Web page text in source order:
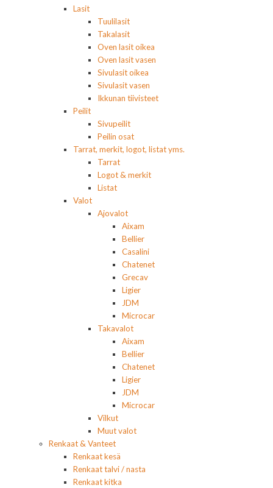
Lasit
Tuulilasit
Takalasit
Oven lasit oikea
Oven lasit vasen
Sivulasit oikea
Sivulasit vasen
Ikkunan tiivisteet
Peilit
Sivupeilit
Peilin osat
Tarrat, merkit, logot, listat yms.
Tarrat
Logot & merkit
Listat
Valot
Ajovalot
Aixam
Bellier
Casalini
Chatenet
Grecav
Ligier
JDM
Microcar
Takavalot
Aixam
Bellier
Chatenet
Ligier
JDM
Microcar
Vilkut
Muut valot
Renkaat & Vanteet
Renkaat kesä
Renkaat talvi / nasta
Renkaat kitka